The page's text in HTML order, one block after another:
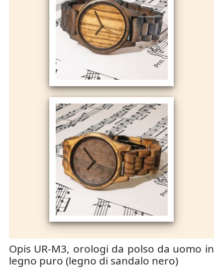
Opis UR-M3, orologi da polso da uomo in
legno puro (legno di sandalo nero)